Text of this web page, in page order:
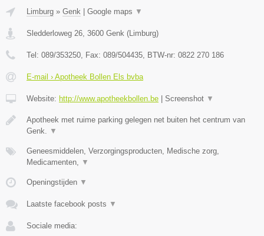
Limburg » Genk Google maps ▼
Sledderloweg 26, 3600 Genk (Limburg)
Tel: 089/353250, Fax: 089/504435, BTW-nr: 0822 270 186
E-mail › Apotheek Bollen Els bvba
Website: http://www.apotheekbollen.be Screenshot ▼
Apotheek met ruime parking gelegen net buiten het centrum van
Genk. ▼
Geneesmiddelen, Verzorgingsproducten, Medische zorg,
Medicamenten, ▼
Openingstijden ▼
Laatste facebook posts ▼
Sociale media: